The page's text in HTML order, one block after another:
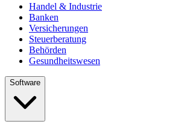
Handel & Industrie
Banken
Versicherungen
Steuerberatung
Behörden
Gesundheitswesen
Software